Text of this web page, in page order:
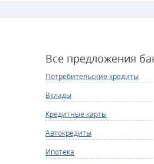
Все предложения
Потребительские кредиты
Вклады
Кредитные карты
Автокредиты
Ипотека